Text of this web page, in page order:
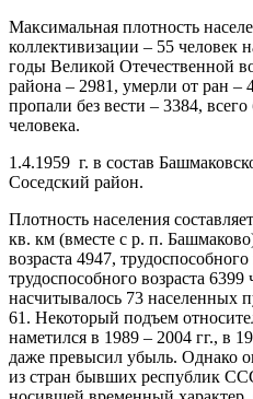
Максимальная плотность
коллективизации – 55 человек
годы Великой Отечественной
района – 2981, умерли от ран –
пропали без вести – 3384,
человека.
1.4.1959 г. в состав
Соседский район.
Плотность населения
кв. км (вместе с р. п.
возраста 4947,
трудоспособного возраста 6399
насчитывалось 73 населенных
61. Некоторый подъем
наметился в 1989 – 2004 гг., в
даже превысил убыль. Однако
из стран бывших республик